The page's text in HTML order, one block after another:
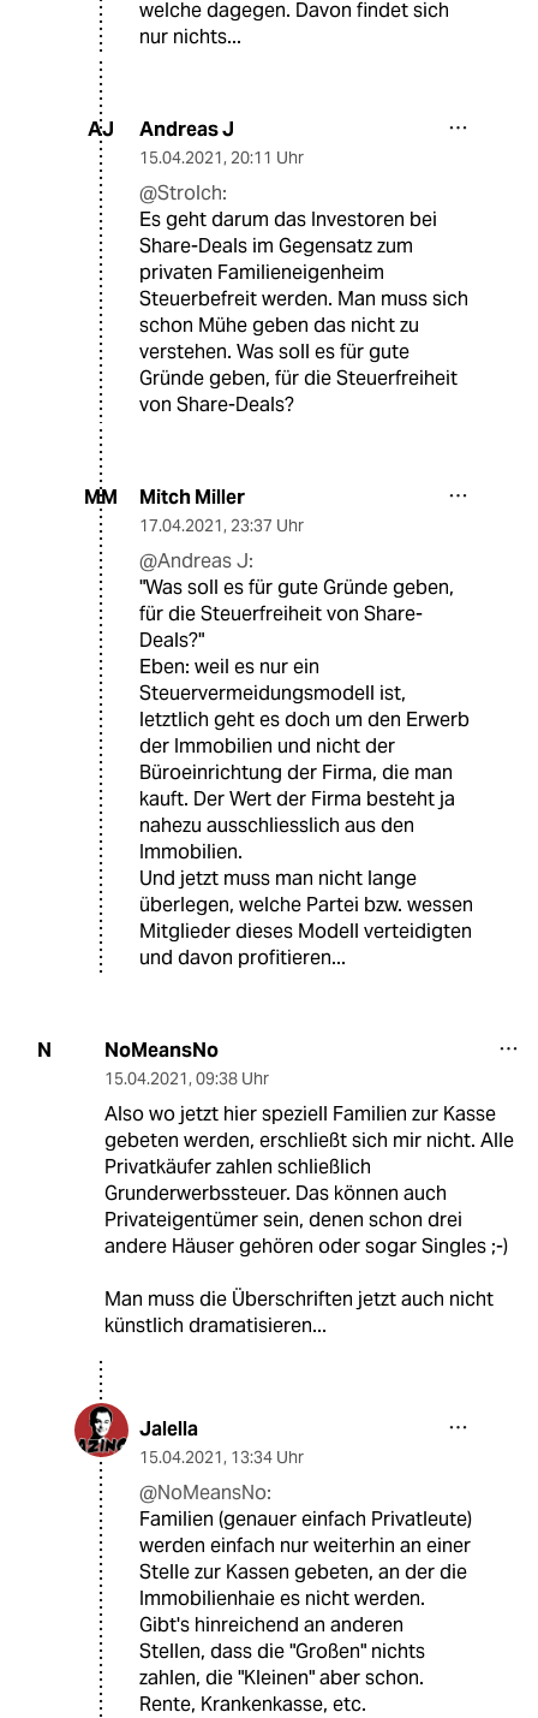
welche dagegen. Davon findet sich
nur nichts...
AJ Andreas J
15.04.2021, 20:11 Uhr
@Strolch:
Es geht darum das Investoren bei
Share-Deals im Gegensatz zum
privaten Familieneigenheim
Steuerbefreit werden. Man muss sich
schon Mühe geben das nicht zu
verstehen. Was soll es für gute
Gründe geben, für die Steuerfreiheit
von Share-Deals?
MM Mitch Miller
17.04.2021, 23:37 Uhr
@Andreas J:
"Was soll es für gute Gründe geben,
für die Steuerfreiheit von Share-
Deals?"
Eben: weil es nur ein
Steuervermeidungsmodell ist,
letztlich geht es doch um den Erwerb
der Immobilien und nicht der
Büroeinrichtung der Firma, die man
kauft. Der Wert der Firma besteht ja
nahezu ausschliesslich aus den
Immobilien.
Und jetzt muss man nicht lange
überlegen, welche Partei bzw. wessen
Mitglieder dieses Modell verteidigten
und davon profitieren...
N NoMeansNo
15.04.2021, 09:38 Uhr
Also wo jetzt hier speziell Familien zur Kasse
gebeten werden, erschließt sich mir nicht. Alle
Privatkäufer zahlen schließlich
Grunderwerbssteuer. Das können auch
Privateigentümer sein, denen schon drei
andere Häuser gehören oder sogar Singles ;-)
Man muss die Überschriften jetzt auch nicht
künstlich dramatisieren...
Jalella
15.04.2021, 13:34 Uhr
@NoMeansNo:
Familien (genauer einfach Privatleute)
werden einfach nur weiterhin an einer
Stelle zur Kassen gebeten, an der die
Immobilienhaie es nicht werden.
Gibt's hinreichend an anderen
Stellen, dass die "Großen" nichts
zahlen, die "Kleinen" aber schon.
Rente, Krankenkasse, etc.